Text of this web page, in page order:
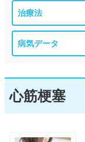
治療法
病気データ
心筋梗塞